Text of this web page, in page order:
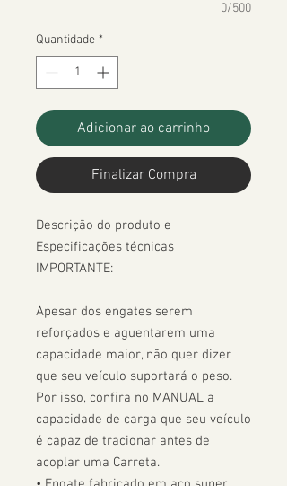
0/500
Quantidade *
Adicionar ao carrinho
Finalizar Compra
Descrição do produto e
Especificações técnicas
IMPORTANTE:
Apesar dos engates serem
reforçados e aguentarem uma
capacidade maior, não quer dizer
que seu veículo suportará o peso.
Por isso, confira no MANUAL a
capacidade de carga que seu veículo
é capaz de tracionar antes de
acoplar uma Carreta.